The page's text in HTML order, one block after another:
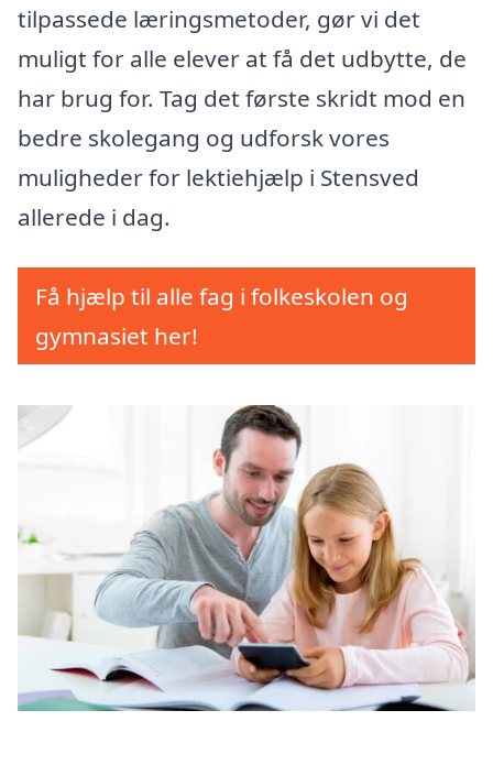
tilpassede læringsmetoder, gør vi det
muligt for alle elever at få det udbytte, de
har brug for. Tag det første skridt mod en
bedre skolegang og udforsk vores
muligheder for lektiehjælp i Stensved
allerede i dag.
Få hjælp til alle fag i folkeskolen og
gymnasiet her!